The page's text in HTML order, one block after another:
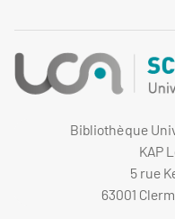
Bibliothèque
KAP
5 rue
63001